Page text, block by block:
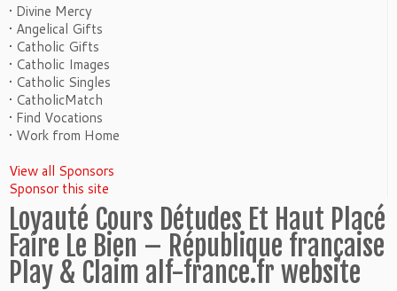
• Divine Mercy
• Angelical Gifts
• Catholic Gifts
• Catholic Images
• Catholic Singles
• CatholicMatch
• Find Vocations
• Work from Home
View all Sponsors
Sponsor this site
Loyauté Cours Détudes Et Haut Placé
Faire Le Bien – République française
Play & Claim alf-france.fr website